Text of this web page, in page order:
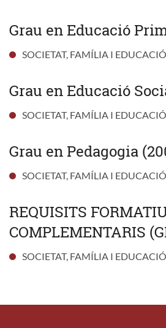
Grau en Educació
SOCIETAT, FAMÍLIA I EDUCACIÓ
Grau en Educació
SOCIETAT, FAMÍLIA I EDUCACIÓ
Grau en Pedagogia
SOCIETAT, FAMÍLIA I EDUCACIÓ
REQUISITS
COMPLEMENTARIS
SOCIETAT, FAMÍLIA I EDUCACIÓ